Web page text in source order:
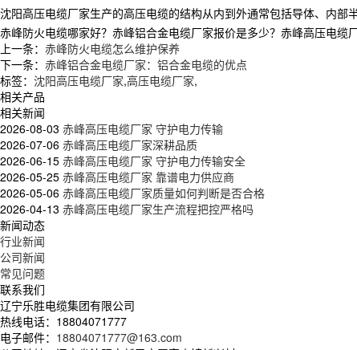
沈阳高压电缆厂家生产的高压电缆的结构从内到外通常包括导体、内部
赤峰防火电缆哪家好？赤峰铝合金电缆厂家报价是多少？赤峰高压电
上一条： 赤峰防火电缆怎么维护保养
下一条： 赤峰铝合金电缆厂家：铝合金电缆的优点
标签： 沈阳高压电缆厂家,高压电缆厂家,
相关产品
相关新闻
2026-08-03 赤峰高压电缆厂家 守护电力传输
2026-07-06 赤峰高压电缆厂家深耕品质
2026-06-15 赤峰高压电缆厂家 守护电力传输安全
2026-05-25 赤峰高压电缆厂家 靠谱电力供应商
2026-05-06 赤峰高压电缆厂家质量如何判断是否合格
2026-04-13 赤峰高压电缆厂家生产流程把控严格吗
新闻动态
行业新闻
公司新闻
常见问题
联系我们
辽宁乐胜电缆集团有限公司
热线电话： 18804071777
电子邮件： 18804071777@163.com